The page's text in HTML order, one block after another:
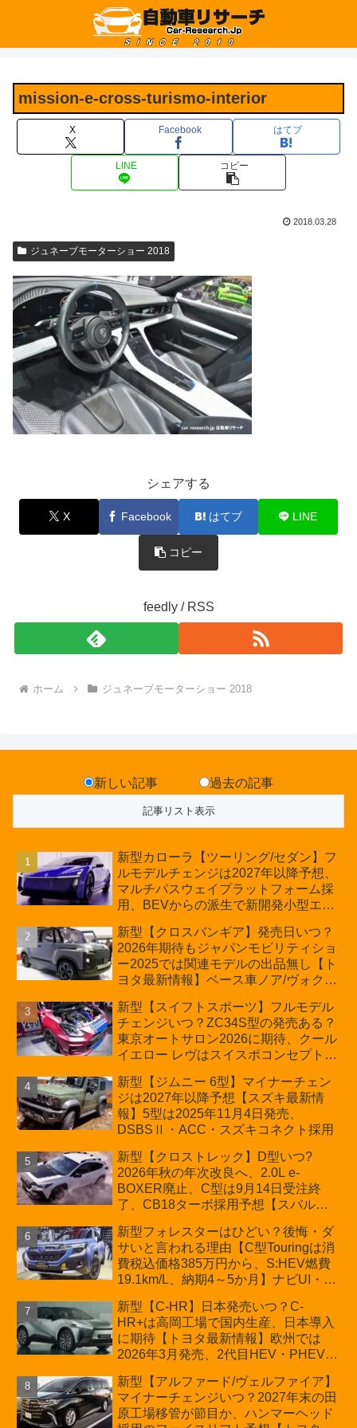
mission-e-cross-turismo-interior
X Facebook はてブ
LINE コピー
2018.03.28
ジュネーブモーターショー 2018
シェアする
X Facebook はてブ LINE
コピー
feedly / RSS
ホーム ジュネーブモーターショー 2018
新しい記事 過去の記事
新型カローラ【ツーリング/セダン】フ
ルモデルチェンジは2027年以降予想、
マルチパスウェイプラットフォーム採
用、BEVからの派生で新開発小型エン
の採用は無しか【トヨタ最新情報】60
周年記念車発売
新型【クロスバンギア】発売日いつ？
2026年期待もジャパンモビリティショ
ー2025では関連モデルの出品無し【ト
ヨタ最新情報】ベース車ノア/ヴォクシ
ほか「コア」と「ツール」、デリカ
D:5対抗のクロスオーバーSUVミニバ
ン
新型【スイフトスポーツ】フルモデル
チェンジいつ？ZC34S型の発売ある？
東京オートサロン2026に期待、クール
イエロー レヴはスイスポコンセプト
プが争点【スズキ最新情報】特別仕様
車「ZC33S Final Edition」終了
新型【ジムニー 6型】マイナーチェン
ジは2027年以降予想【スズキ最新情
報】5型は2025年11月4日発売、
DSBSⅡ・ACC・スズキコネクト採用
新型【クロストレック】D型いつ?
2026年秋の年次改良へ、2.0L e-
BOXER廃止、C型は9月14日受注終
了、CB18ターボ採用予想【スバル最
新型フォレスターはひどい？後悔・ダ
サいと言われる理由【C型Touringは消
費税込価格385万円から、S:HEV燃費
19.1km/L、納期4～5か月】ナビUI・冬
カーオブザイヤーとJNCAP大賞受賞後
も残る注意点
新型【C-HR】日本発売いつ？C-
HR+は高岡工場で国内生産、日本導入
に期待【トヨタ最新情報】欧州では
2026年3月発売、2代目HEV・PHEVは
新型【アルファード/ヴェルファイア】
マイナーチェンジいつ？2027年末の田
原工場移管が節目か、ハンマーヘッド